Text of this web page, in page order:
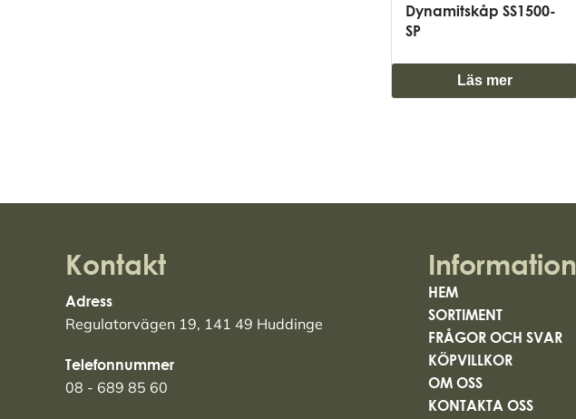
Dynamitskåp SS1500-
SP
Läs mer
Kontakt
Adress
Regulatorvägen 19, 141 49 Huddinge
Telefonnummer
08 - 689 85 60
Information
HEM
SORTIMENT
FRÅGOR OCH SVAR
KÖPVILLKOR
OM OSS
KONTAKTA OSS